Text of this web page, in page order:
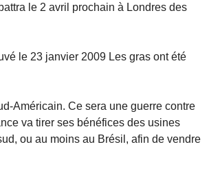
le 2 avril prochain à Londres des
le 23 janvier 2009 Les gras ont été
Américain. Ce sera une guerre contre
va tirer ses bénéfices des usines
ou au moins au Brésil, afin de vendre